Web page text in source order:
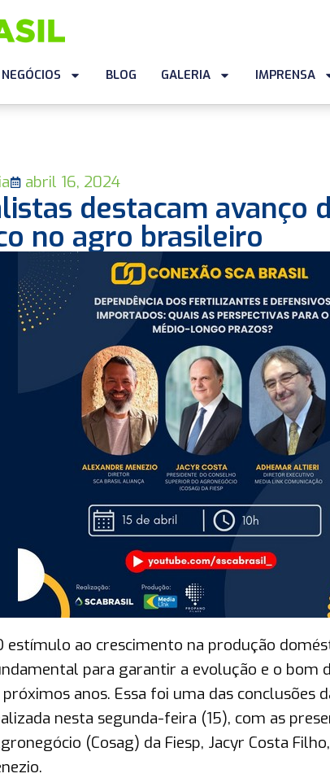
BLOG GALERIA IMPRENSA
abril 16, 2024
destacam avanço
no agro brasileiro
estímulo ao crescimento na produção
para garantir a evolução e o bom
anos. Essa foi uma das conclusões
nesta segunda-feira (15), com as
(Cosag) da Fiesp, Jacyr Costa